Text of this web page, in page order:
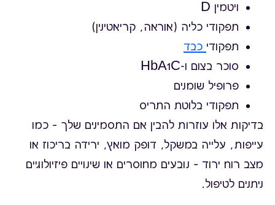
ויטמין D
תפקודי כליה (אוראה, קריאטינין)
תפקודי כבד
סוכר בצום ו-HbA1C
פרופיל שומנים
תפקודי בלוטת התריס
בדיקות אלו עוזרות להבין אם התסמינים שלך – כמו
עייפות, עלייה במשקל, דופק מואץ, ירידה בריכוז או
מצב רוח ירוד – נובעים מחוסרים או שינויים פיזיולוגיים
ניתנים לטיפול.